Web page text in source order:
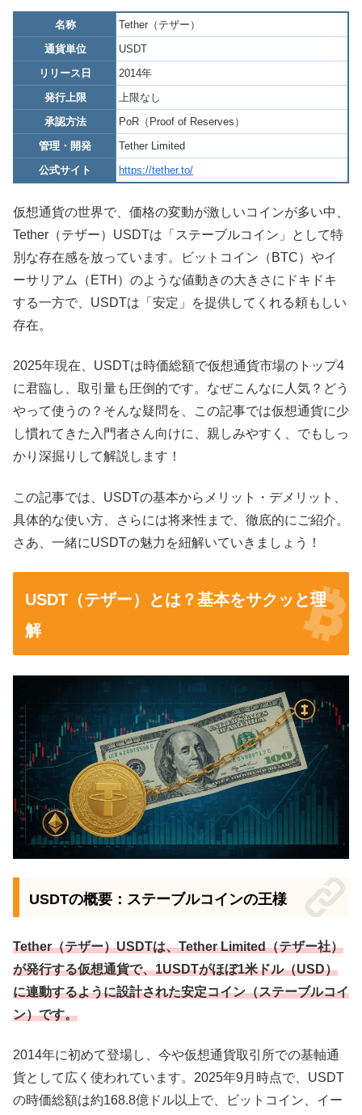
名称
Tether（テザー）
通貨単位
USDT
リリース日
2014年
発行上限
上限なし
承認方法
PoR（Proof of Reserves）
管理・開発
Tether Limited
公式サイト
https://tether.to/
仮想通貨の世界で、価格の変動が激しいコインが多い中、
Tether（テザー）USDTは「ステーブルコイン」として特
別な存在感を放っています。ビットコイン（BTC）やイ
ーサリアム（ETH）のような値動きの大きさにドキドキ
する一方で、USDTは「安定」を提供してくれる頼もしい
存在。
2025年現在、USDTは時価総額で仮想通貨市場のトップ4
に君臨し、取引量も圧倒的です。なぜこんなに人気？どう
やって使うの？そんな疑問を、この記事では仮想通貨に少
し慣れてきた入門者さん向けに、親しみやすく、でもしっ
かり深掘りして解説します！
この記事では、USDTの基本からメリット・デメリット、
具体的な使い方、さらには将来性まで、徹底的にご紹介。
さあ、一緒にUSDTの魅力を紐解いていきましょう！
USDT（テザー）とは？基本をサクッと理
解
USDTの概要：ステーブルコインの王様
Tether（テザー）USDTは、Tether Limited（テザー社）
が発行する仮想通貨で、1USDTがほぼ1米ドル（USD）
に連動するように設計された安定コイン（ステーブルコイ
ン）です。
2014年に初めて登場し、今や仮想通貨取引所での基軸通
貨として広く使われています。2025年9月時点で、USDT
の時価総額は約168.8億ドル以上で、ビットコイン、イー